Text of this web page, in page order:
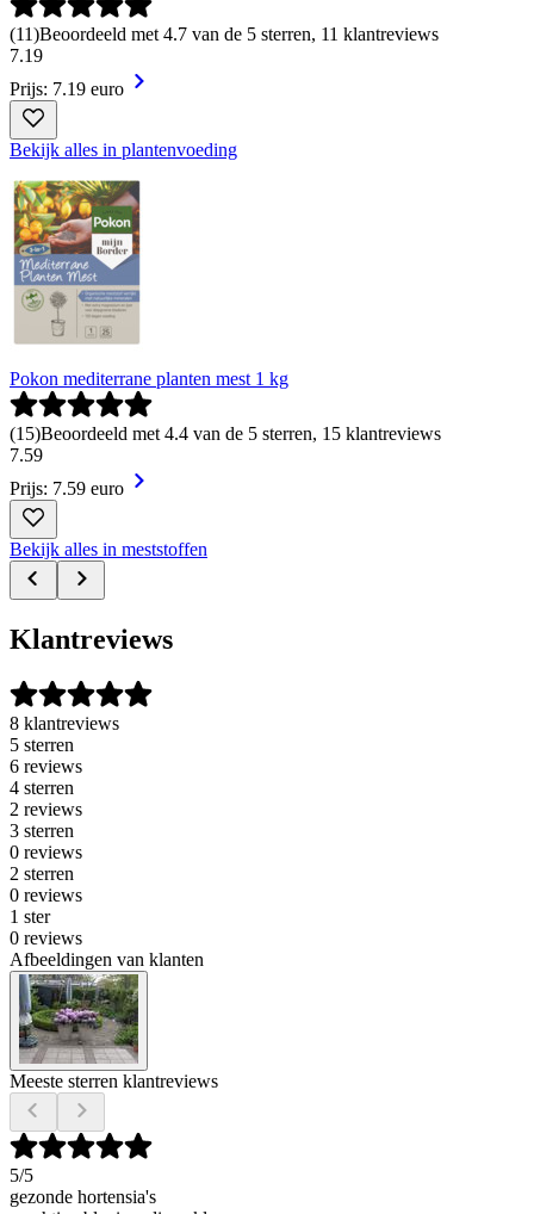
(11)Beoordeeld met 4.7 van de 5 sterren, 11 klantreviews
7.19
Prijs: 7.19 euro
Bekijk alles in plantenvoeding
Pokon mediterrane planten mest 1 kg
(15)Beoordeeld met 4.4 van de 5 sterren, 15 klantreviews
7.59
Prijs: 7.59 euro
Bekijk alles in meststoffen
Klantreviews
8 klantreviews
5 sterren
6 reviews
4 sterren
2 reviews
3 sterren
0 reviews
2 sterren
0 reviews
1 ster
0 reviews
Afbeeldingen van klanten
Meeste sterren klantreviews
5/5
gezonde hortensia's